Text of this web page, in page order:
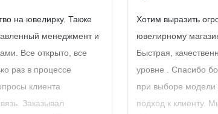
на ювелирку. Также
менеджмент и
Все открыто, все
раз в процессе
клиента
Заказывал
Хотим выразить
ювелирному
Быстрая,
уровне . Спасибо
при выборе модели
подход к клиенту.